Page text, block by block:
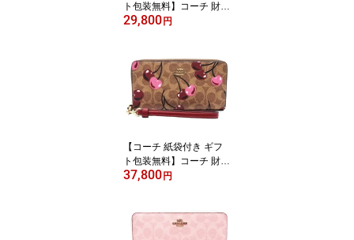
ト包装無料】コーチ 財布
COACH 長財布 クロスグ
OACH【新作 新品 限定
モデル】【COACH コー
チ】【サイフ さいふ】
【楽ギフ_包装】【コン
ビニ受取対応商品】【あ
29,800 円
【コーチ 紙袋付き ギフ
ト包装無料】コーチ 財布
COACH 長財布 シグネチ
ン長財布 CZ-328 IMTAM
COACH ブランド サイフ
37,800 円